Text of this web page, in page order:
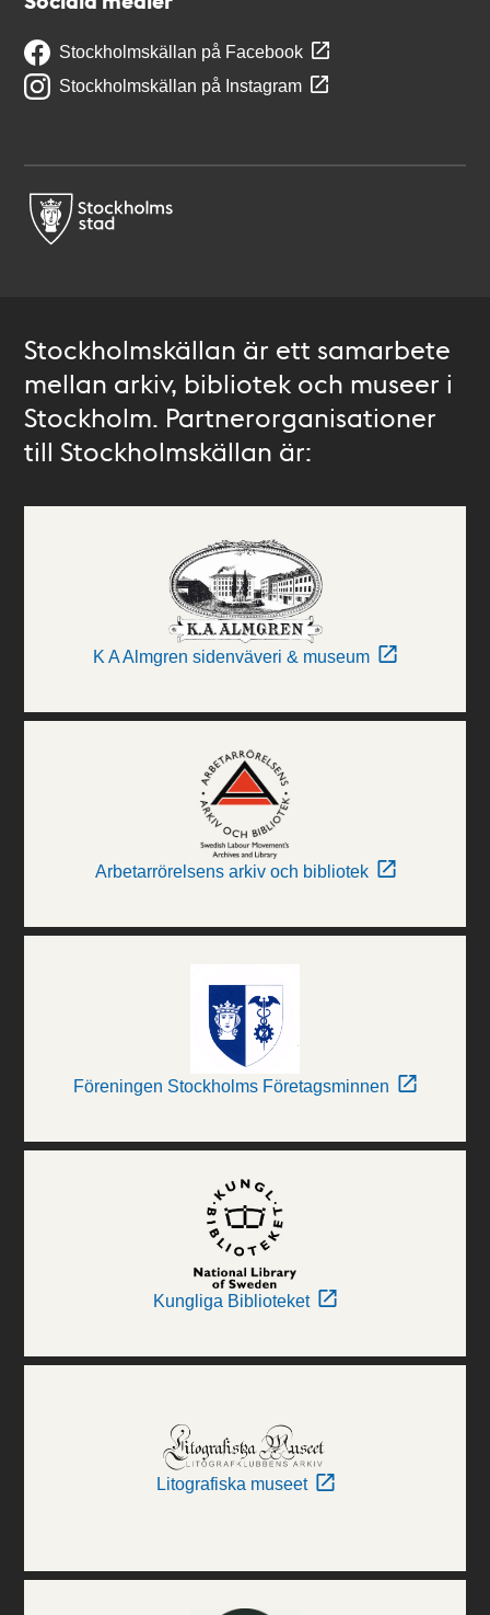
Stockholmskällan på Facebook
Stockholmskällan på Instagram
Stockholmskällan är ett samarbete
mellan arkiv, bibliotek och museer i
Stockholm. Partnerorganisationer
till Stockholmskällan är:
K A Almgren sidenväveri & museum
Arbetarrörelsens arkiv och bibliotek
Föreningen Stockholms Företagsminnen
Kungliga Biblioteket
Litografiska museet